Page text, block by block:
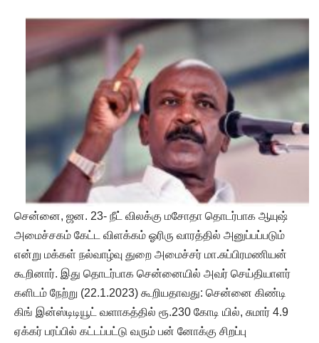
சென்னை, ஜன. 23- நீட் விலக்கு மசோதா தொடர்பாக ஆயுஷ்
அமைச்சகம் கேட்ட விளக்கம் ஓரிரு வாரத்தில் அனுப்பப்படும்
என்று மக்கள் நல்வாழ்வு துறை அமைச்சர் மா.சுப்பிரமணியன்
கூறினார். இது தொடர்பாக சென்னையில் அவர் செய்தியாளர்
களிடம் நேற்று (22.1.2023) கூறியதாவது: சென்னை கிண்டி
கிங் இன்ஸ்டிடியூட் வளாகத்தில் ரூ.230 கோடி யில், சுமார் 4.9
ஏக்கர் பரப்பில் கட்டப்பட்டு வரும் பன் னோக்கு சிறப்பு